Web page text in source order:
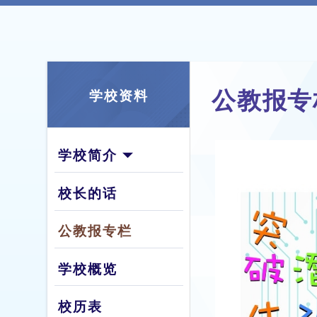
学校资料
学校简介
校长的话
公教报专栏
学校概览
校历表
公教报